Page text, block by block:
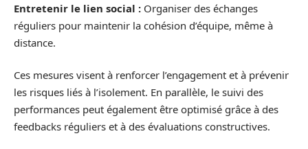
Entretenir le lien social : Organiser des échanges
réguliers pour maintenir la cohésion d’équipe, même à
distance.
Ces mesures visent à renforcer l’engagement et à prévenir
les risques liés à l’isolement. En parallèle, le suivi des
performances peut également être optimisé grâce à des
feedbacks réguliers et à des évaluations constructives.